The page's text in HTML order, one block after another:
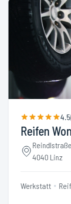
4.5
Reifen
4040 Linz
Werkstatt